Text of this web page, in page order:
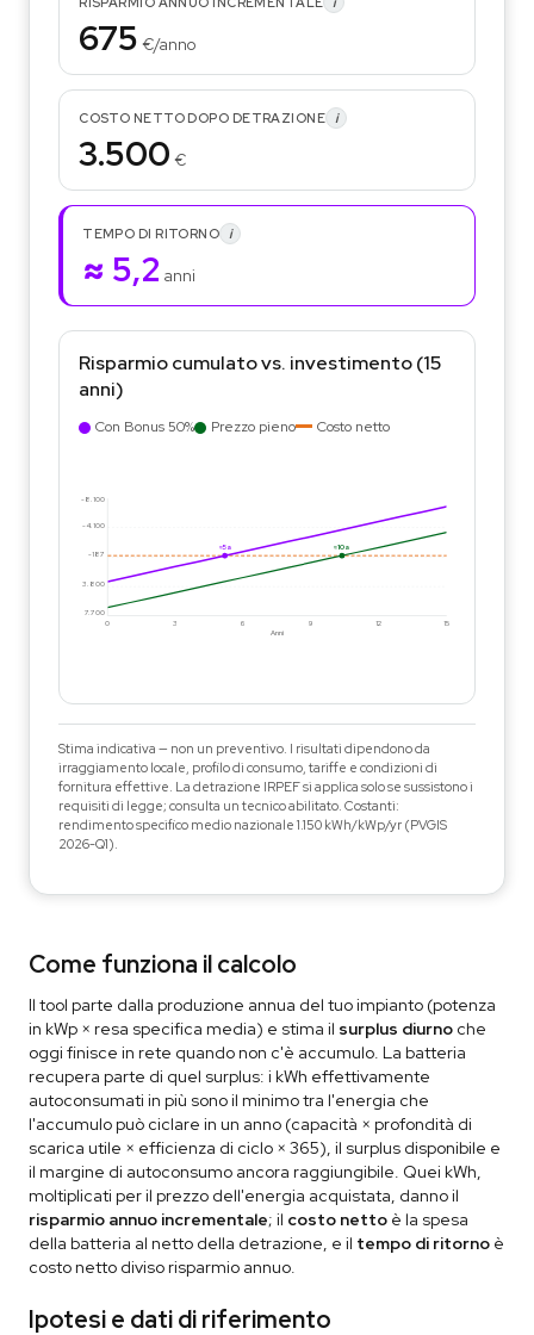
675 €/anno
COSTO NETTO DOPO DETRAZIONE i
3.500 €
TEMPO DI RITORNO i
≈ 5,2 anni
Risparmio cumulato vs. investimento (15
anni)
Con Bonus 50% Prezzo pieno Costo netto
-8.100
-4.100
-187
3.800
7.700
0
3 6 9 12
15
Anni
≈5a ≈10a
Stima indicativa — non un preventivo. I risultati dipendono da
irraggiamento locale, profilo di consumo, tariffe e condizioni di
fornitura effettive. La detrazione IRPEF si applica solo se sussistono i
requisiti di legge; consulta un tecnico abilitato. Costanti:
rendimento specifico medio nazionale 1.150 kWh/kWp/yr (PVGIS
2026-Q1).
Come funziona il calcolo
Il tool parte dalla produzione annua del tuo impianto (potenza
in kWp × resa specifica media) e stima il surplus diurno che
oggi finisce in rete quando non c'è accumulo. La batteria
recupera parte di quel surplus: i kWh effettivamente
autoconsumati in più sono il minimo tra l'energia che
l'accumulo può ciclare in un anno (capacità × profondità di
scarica utile × efficienza di ciclo × 365), il surplus disponibile e
il margine di autoconsumo ancora raggiungibile. Quei kWh,
moltiplicati per il prezzo dell'energia acquistata, danno il
risparmio annuo incrementale; il costo netto è la spesa
della batteria al netto della detrazione, e il tempo di ritorno è
costo netto diviso risparmio annuo.
Ipotesi e dati di riferimento